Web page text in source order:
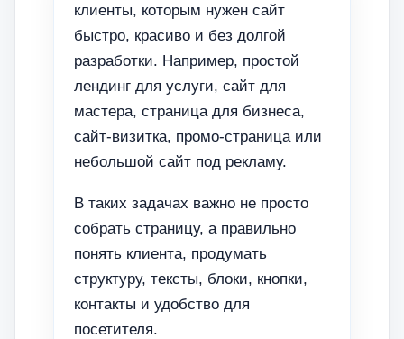
клиенты, которым нужен сайт
быстро, красиво и без долгой
разработки. Например, простой
лендинг для услуги, сайт для
мастера, страница для бизнеса,
сайт-визитка, промо-страница или
небольшой сайт под рекламу.
В таких задачах важно не просто
собрать страницу, а правильно
понять клиента, продумать
структуру, тексты, блоки, кнопки,
контакты и удобство для
посетителя.